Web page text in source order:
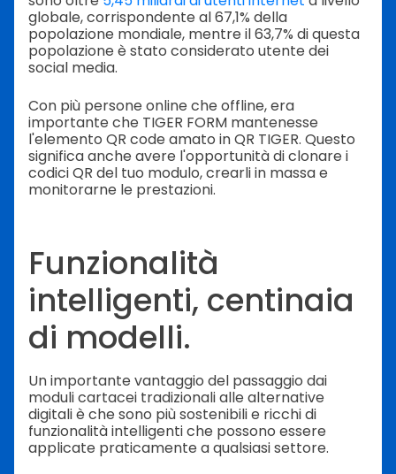
globale, corrispondente al 67,1% della
popolazione mondiale, mentre il 63,7% di questa
popolazione è stato considerato utente dei
social media.
Con più persone online che offline, era
importante che TIGER FORM mantenesse
l'elemento QR code amato in QR TIGER. Questo
significa anche avere l'opportunità di clonare i
codici QR del tuo modulo, crearli in massa e
monitorarne le prestazioni.
Funzionalità
intelligenti, centinaia
di modelli.
Un importante vantaggio del passaggio dai
moduli cartacei tradizionali alle alternative
digitali è che sono più sostenibili e ricchi di
funzionalità intelligenti che possono essere
applicate praticamente a qualsiasi settore.